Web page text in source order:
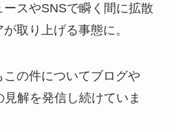
スやSNSで瞬く間に拡散
取り上げる事態に。
の件についてブログや
解を発信し続けていま